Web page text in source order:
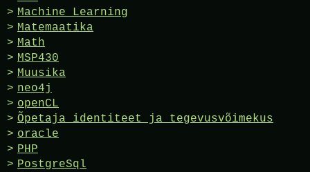
Machine Learning
Matemaatika
Math
MSP430
Muusika
neo4j
openCL
Õpetaja identiteet ja tegevusvõimekus
oracle
PHP
PostgreSql